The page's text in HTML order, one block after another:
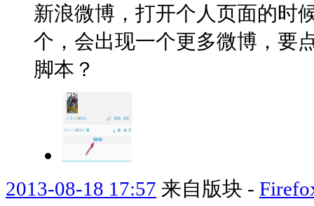
新浪微博，打开个人页面的时
个，会出现一个更多微博，要
脚本？
2013-08-18 17:57 来自版块 -